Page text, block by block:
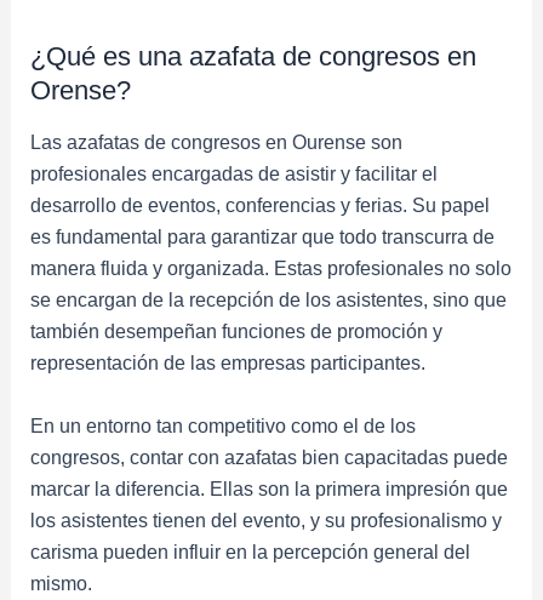
¿Qué es una azafata de congresos en
Orense?
Las azafatas de congresos en Ourense son
profesionales encargadas de asistir y facilitar el
desarrollo de eventos, conferencias y ferias. Su papel
es fundamental para garantizar que todo transcurra de
manera fluida y organizada. Estas profesionales no solo
se encargan de la recepción de los asistentes, sino que
también desempeñan funciones de promoción y
representación de las empresas participantes.
En un entorno tan competitivo como el de los
congresos, contar con azafatas bien capacitadas puede
marcar la diferencia. Ellas son la primera impresión que
los asistentes tienen del evento, y su profesionalismo y
carisma pueden influir en la percepción general del
mismo.